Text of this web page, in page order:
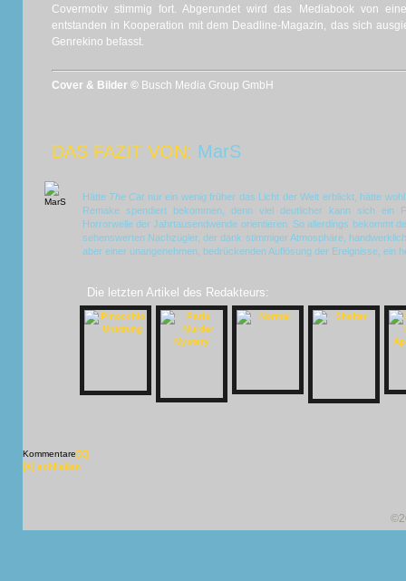
Covermotiv stimmig fort. Abgerundet wird das Mediabook von
entstanden in Kooperation mit dem Deadline-Magazin, das sich
Genrekino befasst.
Cover & Bilder © Busch Media Group GmbH
DAS FAZIT VON: MarS
Hätte The Cat nur ein wenig früher das Licht der Welt erblickt, hätte
Remake spendiert bekommen, denn viel deutlicher kann sich ein
Horrorwelle der Jahrtausendwende orientieren. So allerdings bekommt
sehenswerten Nachzügler, der dank stimmiger Atmosphäre,
aber einer unangenehmen, bedrückenden Auflösung der Ereignisse, ein
Die letzten Artikel des Redakteurs:
Kommentare[X]
[X] schließen